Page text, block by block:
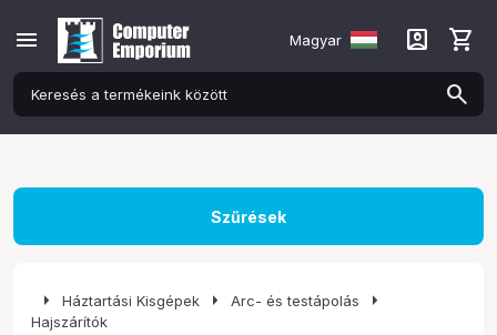
menu Magyar account_box shopping_cart
arrow_right Háztartási Kisgépek arrow_right Arc- és testápolás arrow_right
Hajszárítók
Szűrések